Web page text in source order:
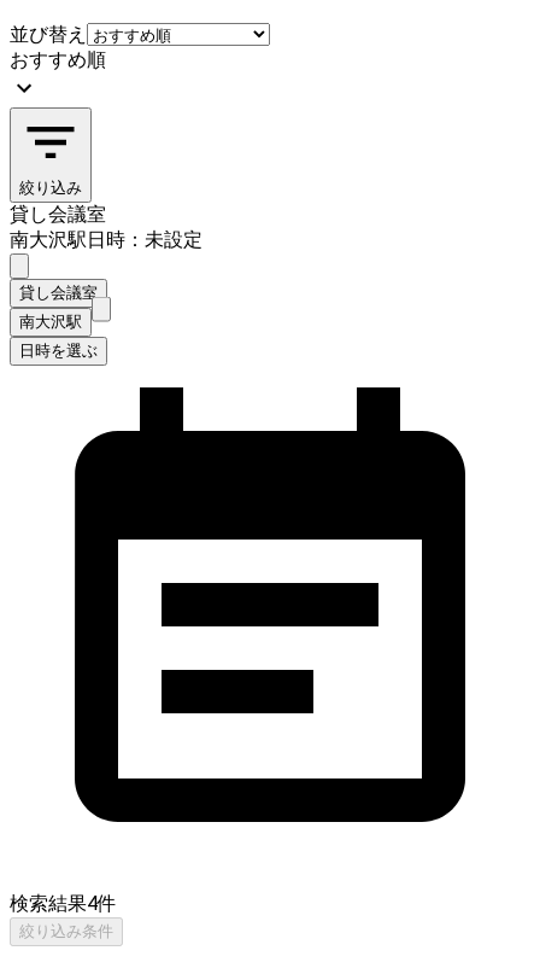
並び替え
おすすめ順
絞り込み
貸し会議室
南大沢駅日時：未設定
貸し会議室
南大沢駅
日時を選ぶ
検索結果4件
絞り込み条件